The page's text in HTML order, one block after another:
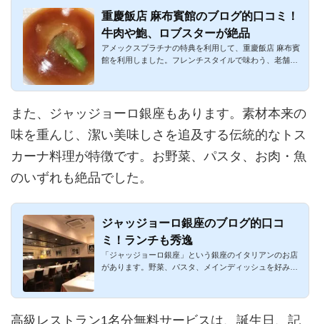
重慶飯店 麻布賓館のブログ的口コミ！
牛肉や鮑、ロブスターが絶品
アメックスプラチナの特典を利用して、重慶飯店 麻布賓
館を利用しました。フレンチスタイルで味わう、老舗の
また、ジャッジョーロ銀座もあります。素材本来の
味を重んじ、潔い美味しさを追及する伝統的なトス
カーナ料理が特徴です。お野菜、パスタ、お肉・魚
のいずれも絶品でした。
ジャッジョーロ銀座のブログ的口コ
ミ！ランチも秀逸
「ジャッジョーロ銀座」という銀座のイタリアンのお店
があります。野菜、パスタ、メインディッシュを好みに
高級レストラン1名分無料サービスは、誕生日、記